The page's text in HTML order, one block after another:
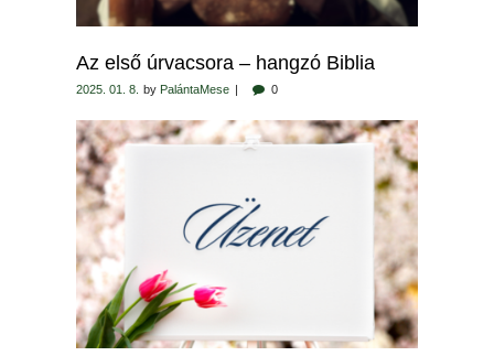
Az első úrvacsora – hangzó Biblia
2025. 01. 8. by PalántaMese 0